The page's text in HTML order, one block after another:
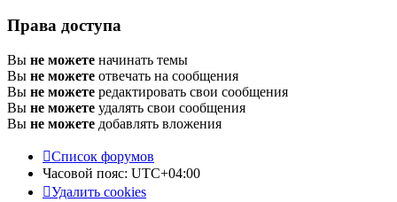
Права доступа
Вы не можете начинать темы
Вы не можете отвечать на сообщения
Вы не можете редактировать свои сообщения
Вы не можете удалять свои сообщения
Вы не можете добавлять вложения
Список форумов
Часовой пояс: UTC+04:00
Удалить cookies